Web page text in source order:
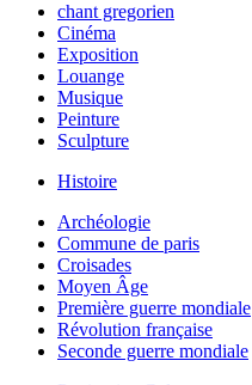
chant gregorien
Cinéma
Exposition
Louange
Musique
Peinture
Sculpture
Histoire
Archéologie
Commune de paris
Croisades
Moyen Âge
Première guerre mondiale
Révolution française
Seconde guerre mondiale